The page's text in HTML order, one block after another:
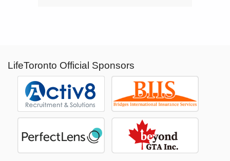
LifeToronto Official Sponsors